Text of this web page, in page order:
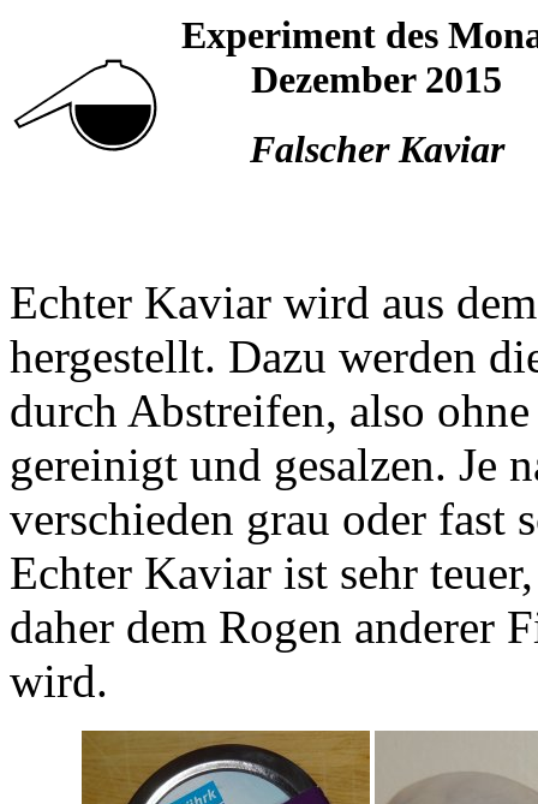
Experiment des
Dezember 2015
Falscher Kaviar
Echter Kaviar wird aus
hergestellt. Dazu werden
durch Abstreifen, also
gereinigt und gesalzen. Je
verschieden grau oder fast
Echter Kaviar ist sehr
daher dem Rogen anderer
wird.